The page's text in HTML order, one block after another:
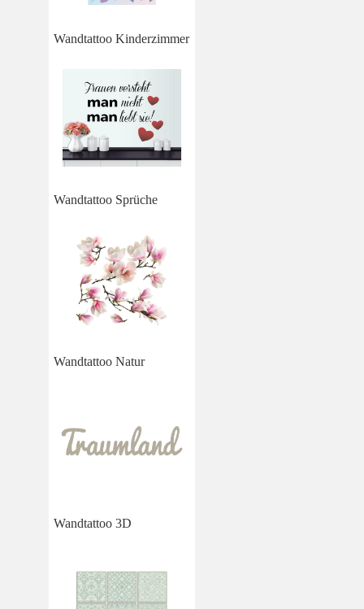
Wandtattoo Kinderzimmer
Wandtattoo Sprüche
Wandtattoo Natur
Wandtattoo 3D